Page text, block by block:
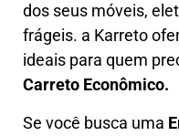
dos seus móveis,
frágeis. a Karreto
ideais para quem
Carreto Econômico.
Se você busca uma